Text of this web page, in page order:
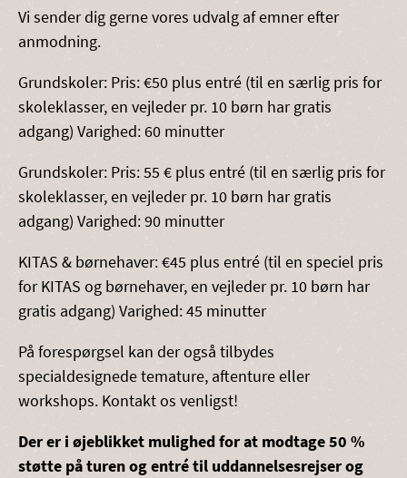
Vi sender dig gerne vores udvalg af emner efter
anmodning.
Grundskoler: Pris: €50 plus entré (til en særlig pris for
skoleklasser, en vejleder pr. 10 børn har gratis
adgang) Varighed: 60 minutter
Grundskoler: Pris: 55 € plus entré (til en særlig pris for
skoleklasser, en vejleder pr. 10 børn har gratis
adgang) Varighed: 90 minutter
KITAS & børnehaver: €45 plus entré (til en speciel pris
for KITAS og børnehaver, en vejleder pr. 10 børn har
gratis adgang) Varighed: 45 minutter
På forespørgsel kan der også tilbydes
specialdesignede temature, aftenture eller
workshops. Kontakt os venligst!
Der er i øjeblikket mulighed for at modtage 50 %
støtte på turen og entré til uddannelsesrejser og